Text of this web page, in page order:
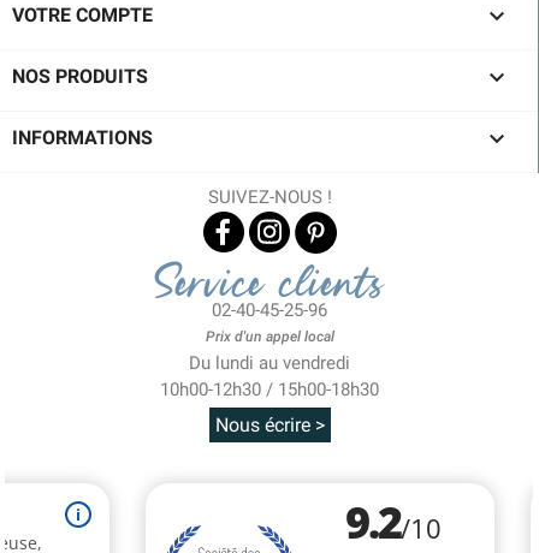
VOTRE COMPTE 
NOS PRODUITS 
INFORMATIONS 
SUIVEZ-NOUS !
Service clients
02-40-45-25-96
Prix d'un appel local
Du lundi au vendredi
10h00-12h30 / 15h00-18h30
Nous écrire >